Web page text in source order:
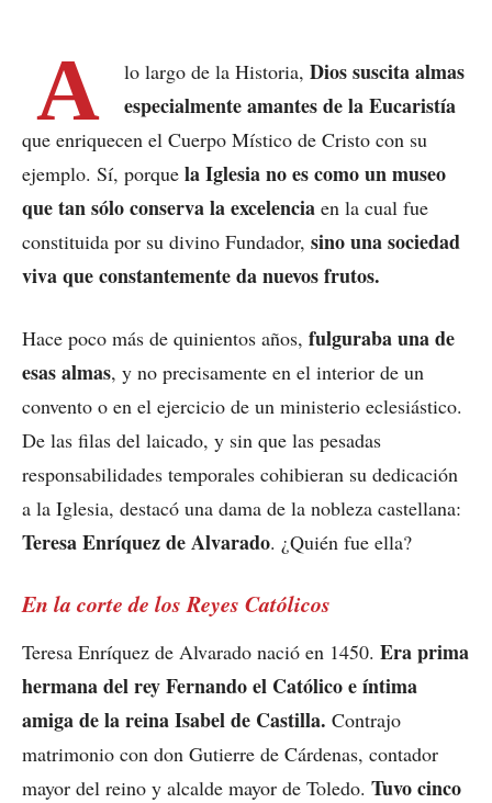
A lo largo de la Historia, Dios suscita almas
especialmente amantes de la Eucaristía
que enriquecen el Cuerpo Místico de Cristo con su
ejemplo. Sí, porque la Iglesia no es como un museo
que tan sólo conserva la excelencia en la cual fue
constituida por su divino Fundador, sino una sociedad
viva que constantemente da nuevos frutos.
Hace poco más de quinientos años, fulguraba una de
esas almas, y no precisamente en el interior de un
convento o en el ejercicio de un ministerio eclesiástico.
De las filas del laicado, y sin que las pesadas
responsabilidades temporales cohibieran su dedicación
a la Iglesia, destacó una dama de la nobleza castellana:
Teresa Enríquez de Alvarado. ¿Quién fue ella?
En la corte de los Reyes Católicos
Teresa Enríquez de Alvarado nació en 1450. Era prima
hermana del rey Fernando el Católico e íntima
amiga de la reina Isabel de Castilla. Contrajo
matrimonio con don Gutierre de Cárdenas, contador
mayor del reino y alcalde mayor de Toledo. Tuvo cinco